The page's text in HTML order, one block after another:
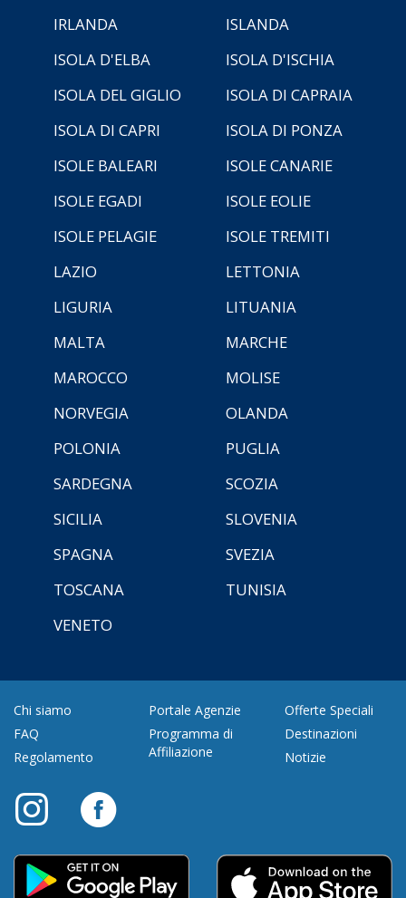
IRLANDA
ISLANDA
ISOLA D'ELBA
ISOLA D'ISCHIA
ISOLA DEL GIGLIO
ISOLA DI CAPRAIA
ISOLA DI CAPRI
ISOLA DI PONZA
ISOLE BALEARI
ISOLE CANARIE
ISOLE EGADI
ISOLE EOLIE
ISOLE PELAGIE
ISOLE TREMITI
LAZIO
LETTONIA
LIGURIA
LITUANIA
MALTA
MARCHE
MAROCCO
MOLISE
NORVEGIA
OLANDA
POLONIA
PUGLIA
SARDEGNA
SCOZIA
SICILIA
SLOVENIA
SPAGNA
SVEZIA
TOSCANA
TUNISIA
VENETO
Chi siamo
FAQ
Regolamento
Portale Agenzie
Programma di
Affiliazione
Offerte Speciali
Destinazioni
Notizie